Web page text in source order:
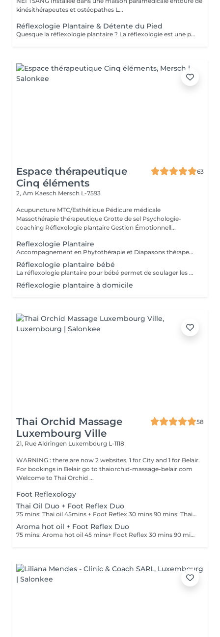
kinésithérapeutes et ostéopathes L...
Réflexologie Plantaire & Détente du Pied
Quesque la réflexologie plantaire ? La réflexologie est une pratique manuelle ancestrale qui stimule la capacité de tout être humain à l'auto-guérison. La réflexologie a pour objectif de stimuler les capacités d'auto régulation du corps. Ainsi, la pression dynamique exercée sur une zone spécifique (zone réflexe) provoque un effet thérapeutique sur l 'organe correspondant.. La réflexologie est indiquée concernant les troubles d'ordre fonctionnel : gestion du stress, maux de dos, troubles digestifs, migraines, troubles du sommeil, sinusite, douleurs de règles, trouble urinaire, douleurs articulaires... En travaillant sur les points réflexes on peut : . Rétablir le mouvement énergétique . Dissoudre les cristaux qui entravent la circulation énergétique et libérer ainsi l'énergie à travers l'organisme . Améliorer la circulation sanguine . Rétablir le bon fonctionnement organique ,nerveux et glandulaire . Rééquilibrer l'ortho et le parasympathique . Relaxation physique et psychologique Attention il n'y as pas de diagnostic , ce ne sont que des bilans énergétiques .
Espace thérapeutique
Cinq éléments
63
2, Am Kaesch Mersch L-7593
Acupuncture MTC/Esthétique Pédicure médicale
Massothérapie thérapeutique Grotte de sel Psychologie-
coaching Réflexologie plantaire Gestion Émotionnell...
Reflexologie Plantaire
Accompagnement en Phytothérapie et Diapasons thérapeutiques
Réflexologie plantaire bébé
La réflexologie plantaire pour bébé permet de soulager les maux de vos tout-petits comme : * les troubles du sommeil * les troubles digestifs * les poussées dentaires * les otalgies etc. Séance pour votre bébé ou pour vous, afin d'apprendre à soulager votre bébé par quelques gestes de réflexologie plantaire
Réflexologie plantaire à domicile
Thai Orchid Massage
Luxembourg Ville
58
21, Rue Aldringen Luxembourg L-1118
WARNING : there are now 2 websites, 1 for City and 1 for Belair.
For bookings in Belair go to thaiorchid-massage-belair.com
Welcome to Thai Orchid ...
Foot Reflexology
Thai Oil Duo + Foot Reflex Duo
75 mins: Thai oil 45mins + Foot Reflex 30 mins 90 mins: Thai oil 60mins + Foot Reflex 30 mins
Aroma hot oil + Foot Reflex Duo
75 mins: Aroma hot oil 45 mins+ Foot Reflex 30 mins 90 mins : Aroma hot oil 60 mins+ Foot Reflex 30 mins.